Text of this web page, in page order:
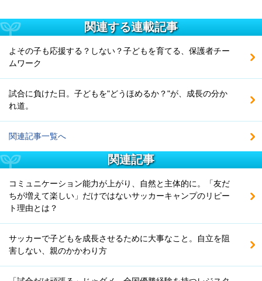
関連する連載記事
よその子も応援する？しない？子どもを育てる、保護者チー
ムワーク
試合に負けた日。子どもを"どうほめるか？"が、成長の分か
れ道。
関連記事一覧へ
関連記事
コミュニケーション能力が上がり、自然と主体的に。「友だ
ちが増えて楽しい」だけではないサッカーキャンプのリピー
ト理由とは？
サッカーで子どもを成長させるために大事なこと。自立を阻
害しない、親のかかわり方